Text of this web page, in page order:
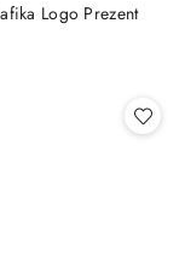
Logo Prezent